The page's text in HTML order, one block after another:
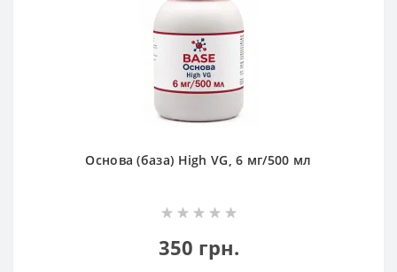
Основа (база) High VG, 6 мг/500 мл
350 грн.